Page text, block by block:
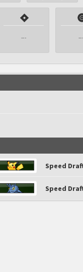
--- ---
Speed
Speed